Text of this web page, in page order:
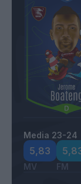
Media 23-24
5,83
MV FM